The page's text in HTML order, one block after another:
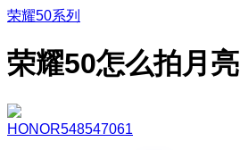
荣耀50系列
荣耀50怎么拍月亮
HONOR548547061